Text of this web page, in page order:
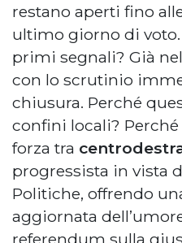
restano aperti fino
ultimo giorno di
primi segnali? Già
con lo scrutinio
chiusura. Perché
confini locali?
forza tra
progressista in vista
Politiche, offrendo
aggiornata
referendum sulla